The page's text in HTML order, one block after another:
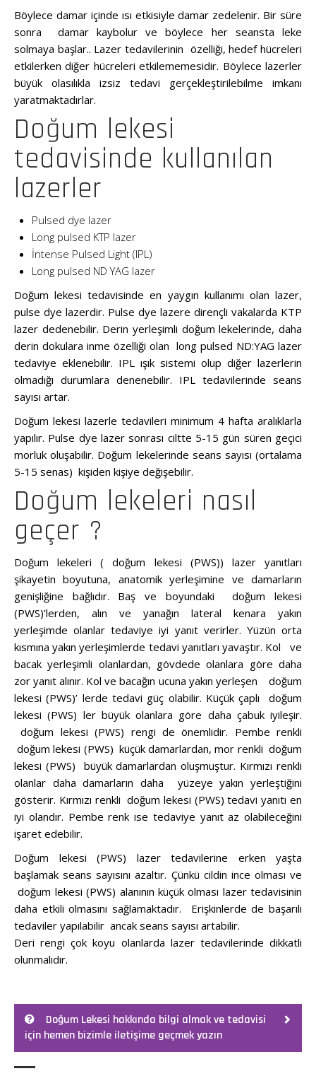
Böylece damar içinde ısı etkisiyle damar zedelenir. Bir süre
sonra damar kaybolur ve böylece her seansta leke
solmaya başlar.. Lazer tedavilerinin özelliği, hedef hücreleri
etkilerken diğer hücreleri etkilememesidir. Böylece lazerler
büyük olasılıkla izsiz tedavi gerçekleştirilebilme imkanı
yaratmaktadırlar.
Doğum lekesi
tedavisinde kullanılan
lazerler
Pulsed dye lazer
Long pulsed KTP lazer
İntense Pulsed Light (IPL)
Long pulsed ND YAG lazer
Doğum lekesi tedavisinde en yaygın kullanımı olan lazer,
pulse dye lazerdir. Pulse dye lazere dirençli vakalarda KTP
lazer dedenebilir. Derin yerleşimli doğum lekelerinde, daha
derin dokulara inme özelliği olan long pulsed ND:YAG lazer
tedaviye eklenebilir. IPL ışık sistemi olup diğer lazerlerin
olmadığı durumlara denenebilir. IPL tedavilerinde seans
sayısı artar.
Doğum lekesi lazerle tedavileri minimum 4 hafta aralıklarla
yapılır. Pulse dye lazer sonrası ciltte 5-15 gün süren geçici
morluk oluşabilir. Doğum lekelerinde seans sayısı (ortalama
5-15 senas) kişiden kişiye değişebilir.
Doğum lekeleri nasıl
geçer ?
Doğum lekeleri ( doğum lekesi (PWS)) lazer yanıtları
şikayetin boyutuna, anatomik yerleşimine ve damarların
genişliğine bağlıdır. Baş ve boyundaki doğum lekesi
(PWS)’lerden, alın ve yanağın lateral kenara yakın
yerleşimde olanlar tedaviye iyi yanıt verirler. Yüzün orta
kısmına yakın yerleşimlerde tedavi yanıtları yavaştır. Kol ve
bacak yerleşimli olanlardan, gövdede olanlara göre daha
zor yanıt alınır. Kol ve bacağın ucuna yakın yerleşen doğum
lekesi (PWS)’ lerde tedavi güç olabilir. Küçük çaplı doğum
lekesi (PWS) ler büyük olanlara göre daha çabuk iyileşir.
doğum lekesi (PWS) rengi de önemlidir. Pembe renkli
doğum lekesi (PWS) küçük damarlardan, mor renkli doğum
lekesi (PWS) büyük damarlardan oluşmuştur. Kırmızı renkli
olanlar daha damarların daha yüzeye yakın yerleştiğini
gösterir. Kırmızı renkli doğum lekesi (PWS) tedavi yanıtı en
iyi olandır. Pembe renk ise tedaviye yanıt az olabileceğini
işaret edebilir.
Doğum lekesi (PWS) lazer tedavilerine erken yaşta
başlamak seans sayısını azaltır. Çünkü cildin ince olması ve
doğum lekesi (PWS) alanının küçük olması lazer tedavisinin
daha etkili olmasını sağlamaktadır. Erişkinlerde de başarılı
tedaviler yapılabilir ancak seans sayısı artabilir.
Deri rengi çok koyu olanlarda lazer tedavilerinde dikkatli
olunmalıdır.
Doğum Lekesi hakkında bilgi almak ve tedavisi
için hemen bizimle iletişime geçmek yazın